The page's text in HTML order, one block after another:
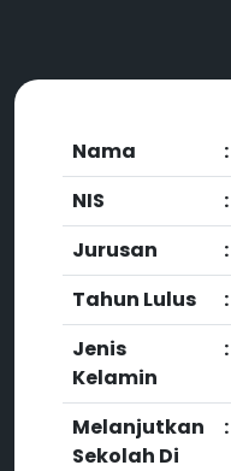
Nama :
NIS
:
Jurusan
:
Tahun Lulus
:
Jenis
Kelamin
:
Melanjutkan
Sekolah Di
: